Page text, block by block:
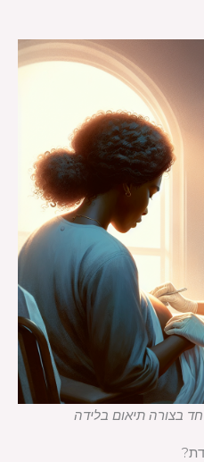
בצורה תיאום בלידה